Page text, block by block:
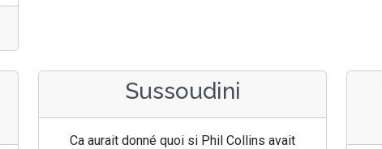
Sussoudini
Ca aurait donné quoi si Phil Collins avait